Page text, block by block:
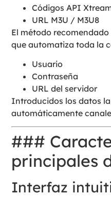
Códigos API
URL M3U / M3U8
El método recomendado
que automatiza toda la
Usuario
Contraseña
URL del servidor
Introducidos los datos
automáticamente
###
principales
Interfaz